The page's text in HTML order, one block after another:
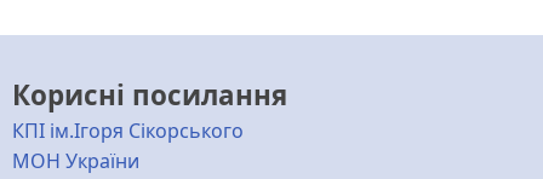
Корисні посилання
КПІ ім.Ігоря Сікорського
МОН України